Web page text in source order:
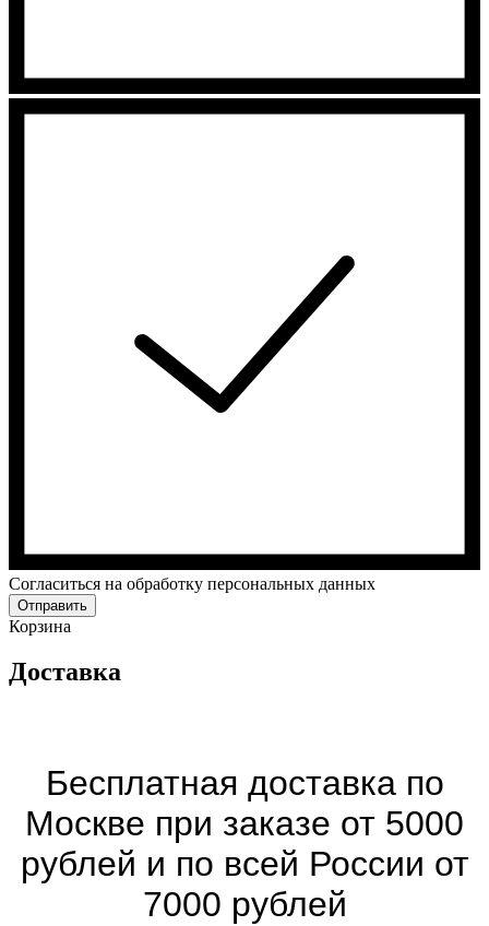
Cогласиться на обработку персональных данных
Отправить
Корзина
Доставка
Бесплатная доставка по
Москве при заказе от 5000
рублей и по всей России от
7000 рублей